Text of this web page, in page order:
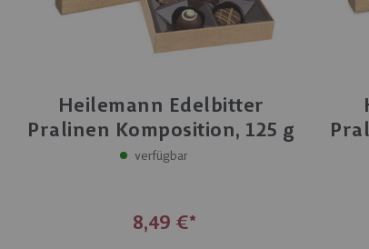
Heilemann Edelbitter
Pralinen Komposition, 125 g
verfügbar
8,49 €